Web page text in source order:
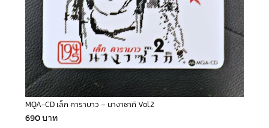
MQA-CD เล็ก คาราบาว – นางาซากิ Vol.2
690บาท